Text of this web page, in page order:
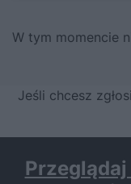
W tym momencie
Jeśli chcesz